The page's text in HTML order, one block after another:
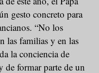
gesto concreto para
“No los
las familias y en las
la conciencia de
de formar parte de un